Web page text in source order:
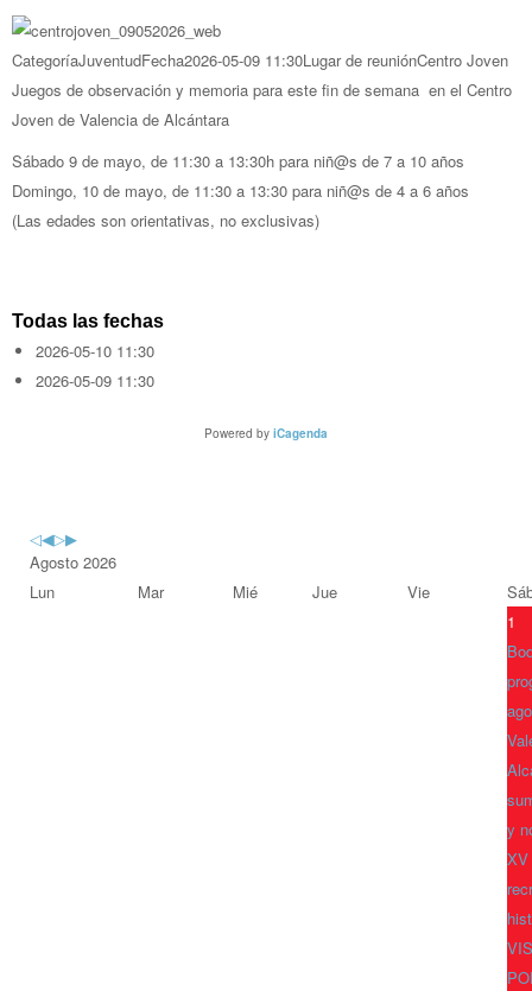
CategoríaJuventudFecha2026-05-09 11:30Lugar de reuniónCentro Joven
Juegos de observación y memoria para este fin de semana en el Centro
Joven de Valencia de Alcántara
Sábado 9 de mayo, de 11:30 a 13:30h para niñ@s de 7 a 10 años
Domingo, 10 de mayo, de 11:30 a 13:30 para niñ@s de 4 a 6 años
(Las edades son orientativas, no exclusivas)
Todas las fechas
2026-05-10 11:30
2026-05-09 11:30
Powered by iCagenda
Year
Month
YearMonth
Agosto 2026
Lun
Mar Mié Jue Vie
1
y